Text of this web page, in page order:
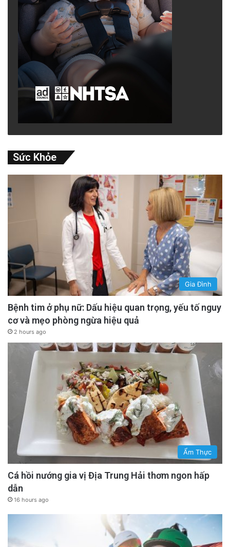
Sức Khỏe
Gia Đình
Bệnh tim ở phụ nữ: Dấu hiệu quan trọng, yếu tố nguy
cơ và mẹo phòng ngừa hiệu quả
2 hours ago
Ẩm Thực
Cá hồi nướng gia vị Địa Trung Hải thơm ngon hấp
dẫn
16 hours ago